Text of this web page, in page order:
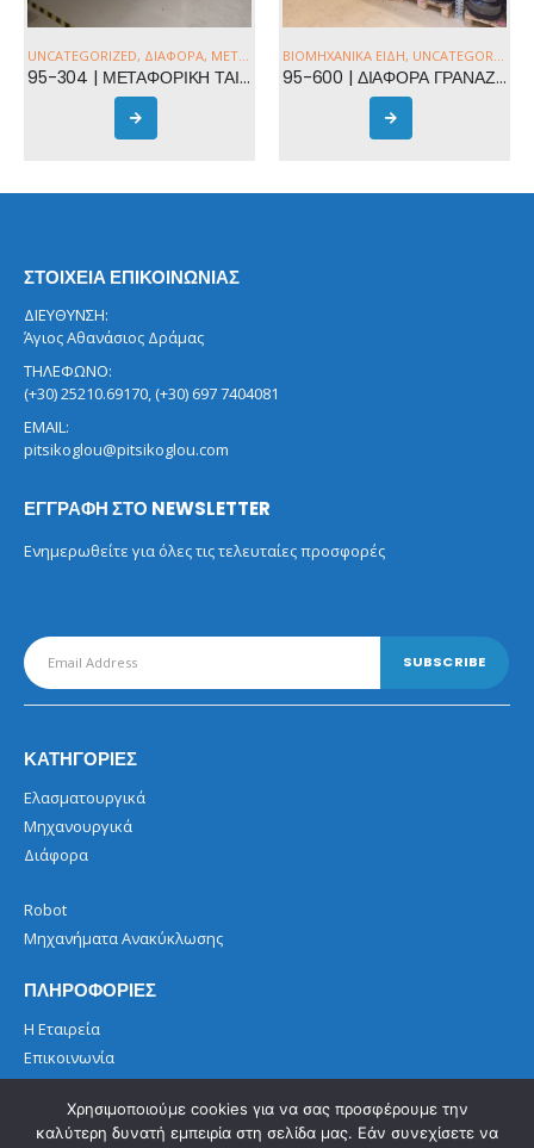
UNCATEGORIZED, ΔΙΆΦΟΡΑ, ΜΕΤΑΦΟΡΙΚΈΣ ΤΑΙΝΊΕΣ ,ΔΙΆΦΟΡΑ
95-304 | ΜΕΤΑΦΟΡΙΚΗ ΤΑΙΝΙΑ 4,7x2m
ΒΙΟΜΗΧΑΝΙΚΆ ΕΊΔΗ, UNCATEGORIZED
95-600 | ΔΙΑΦΟΡΑ ΓΡΑΝΑΖΙΑ & ΚΑΔΕΝΕΣ ΣΕ ΜΕΓΑΛΕΣ ΠΟΣΟΤΗΤΕΣ ΜΕ ΤΟ ΚΙΛΟ
ΣΤΟΙΧΕΙΑ ΕΠΙΚΟΙΝΩΝΙΑΣ
ΔΙΕΥΘΥΝΣΗ:
Άγιος Αθανάσιος Δράμας
ΤΗΛΕΦΩΝΟ:
(+30) 25210.69170, (+30) 697 7404081
EMAIL:
pitsikoglou@pitsikoglou.com
ΕΓΓΡΑΦΗ ΣΤΟ NEWSLETTER
Ενημερωθείτε για όλες τις τελευταίες προσφορές
ΚΑΤΗΓΟΡΙΕΣ
Ελασματουργικά
Μηχανουργικά
Διάφορα
Robot
Μηχανήματα Ανακύκλωσης
ΠΛΗΡΟΦΟΡΙΕΣ
Η Εταιρεία
Επικοινωνία
Όροι Χρήσης
Χρησιμοποιούμε cookies για να σας προσφέρουμε την
καλύτερη δυνατή εμπειρία στη σελίδα μας. Εάν συνεχίσετε να